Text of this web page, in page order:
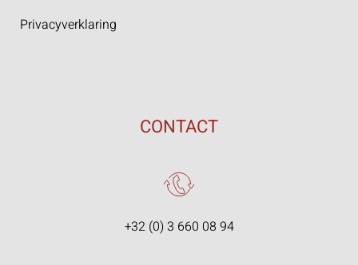
Privacyverklaring
CONTACT
+32 (0) 3 660 08 94